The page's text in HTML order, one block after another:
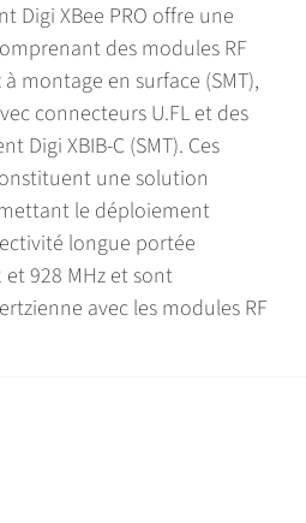
Digi XBee PRO offre une
des modules RF
à montage en surface (SMT),
connecteurs U.FL et des
Digi XBIB-C (SMT). Ces
une solution
le déploiement
longue portée
928 MHz et sont
avec les modules RF